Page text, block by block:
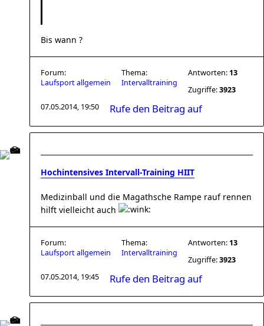
Bis wann ?
Forum:
Laufsport allgemein
Thema:
Intervalltraining
Antworten: 13
Zugriffe:3923
07.05.2014, 19:50
Rufe den Beitrag auf
Hochintensives Intervall-Training HIIT
Medizinball und die Magathsche Rampe rauf rennen
hilft vielleicht auch
Forum:
Laufsport allgemein
Thema:
Intervalltraining
Antworten: 13
Zugriffe:3923
07.05.2014, 19:45
Rufe den Beitrag auf